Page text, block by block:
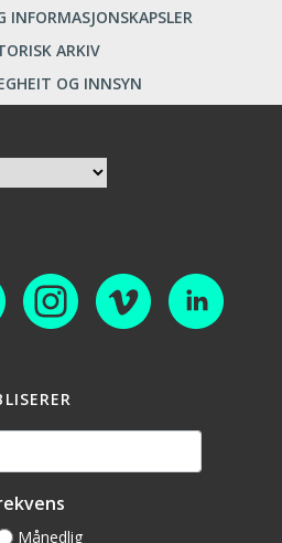
INFORMASJONSKAPSLER
ARKIV
OG INNSYN
Månedlig